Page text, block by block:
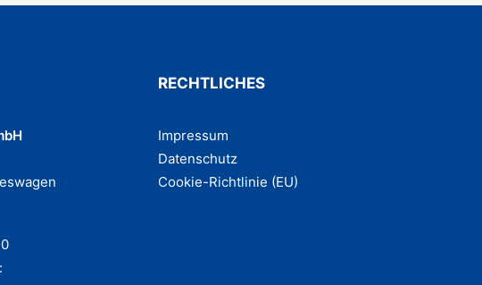
RECHTLICHES
Impres­sum
Daten­schutz
Coo­kie-Rich­t­­li­­nie (EU)